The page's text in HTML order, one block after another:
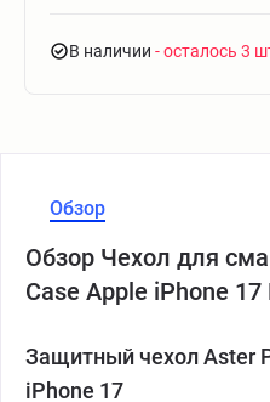
В наличии - осталось 3
Обзор
Обзор Чехол для
Case Apple iPhone
Защитный чехол Aster
iPhone 17